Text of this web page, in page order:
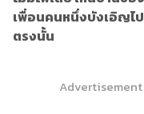
เพื่อนคนหนึ่งบังเอิญไ
ตรงนั้น
Advertisement